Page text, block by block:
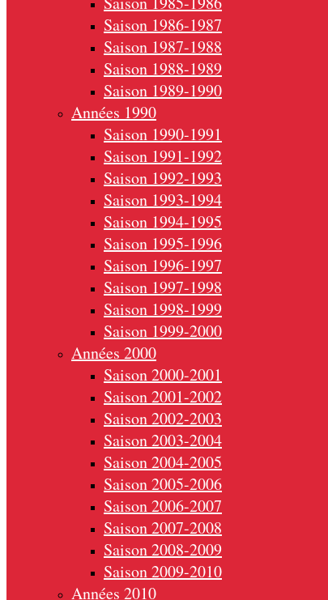
Saison 1986-1987
Saison 1987-1988
Saison 1988-1989
Saison 1989-1990
Années 1990
Saison 1990-1991
Saison 1991-1992
Saison 1992-1993
Saison 1993-1994
Saison 1994-1995
Saison 1995-1996
Saison 1996-1997
Saison 1997-1998
Saison 1998-1999
Saison 1999-2000
Années 2000
Saison 2000-2001
Saison 2001-2002
Saison 2002-2003
Saison 2003-2004
Saison 2004-2005
Saison 2005-2006
Saison 2006-2007
Saison 2007-2008
Saison 2008-2009
Saison 2009-2010
Années 2010